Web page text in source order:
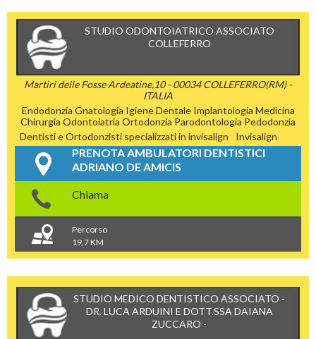
STUDIO ODONTOIATRICO ASSOCIATO
COLLEFERRO
Martiri delle Fosse Ardeatine,10 - 00034 COLLEFERRO(RM) -
ITALIA
Endodonzia Gnatologia Igiene Dentale Implantologia Medicina
Chirurgia Odontoiatria Ortodonzia Parodontologia Pedodonzia
Dentisti e Ortodonzisti specializzati in invisalign
Invisalign
PRENOTA AMBULATORI DENTISTICI
ADRIANO DE AMICIS
Chiama
Percorso
19,7 KM
STUDIO MEDICO DENTISTICO ASSOCIATO -
DR. LUCA ARDUINI E DOTT.SSA DAIANA
ZUCCARO -